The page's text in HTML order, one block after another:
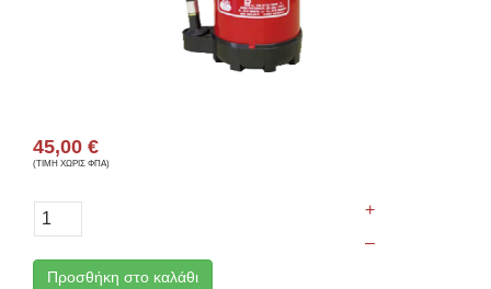
(ΤΙΜΗ ΧΩΡΙΣ ΦΠΑ)
45,00 €
+
–
Προσθήκη στο καλάθι